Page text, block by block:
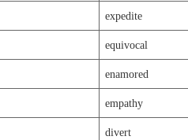
expedite
equivocal
enamored
empathy
divert